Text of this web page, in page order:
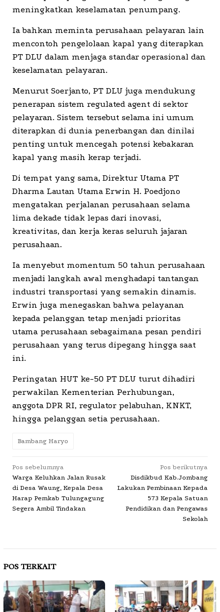
meningkatkan keselamatan penumpang.
Ia bahkan meminta perusahaan pelayaran lain
mencontoh pengelolaan kapal yang diterapkan
PT DLU dalam menjaga standar operasional dan
keselamatan pelayaran.
Menurut Soerjanto, PT DLU juga mendukung
penerapan sistem regulated agent di sektor
pelayaran. Sistem tersebut selama ini umum
diterapkan di dunia penerbangan dan dinilai
penting untuk mencegah potensi kebakaran
kapal yang masih kerap terjadi.
Di tempat yang sama, Direktur Utama PT
Dharma Lautan Utama Erwin H. Poedjono
mengatakan perjalanan perusahaan selama
lima dekade tidak lepas dari inovasi,
kreativitas, dan kerja keras seluruh jajaran
perusahaan.
Ia menyebut momentum 50 tahun perusahaan
menjadi langkah awal menghadapi tantangan
industri transportasi yang semakin dinamis.
Erwin juga menegaskan bahwa pelayanan
kepada pelanggan tetap menjadi prioritas
utama perusahaan sebagaimana pesan pendiri
perusahaan yang terus dipegang hingga saat
ini.
Peringatan HUT ke-50 PT DLU turut dihadiri
perwakilan Kementerian Perhubungan,
anggota DPR RI, regulator pelabuhan, KNKT,
hingga pelanggan setia perusahaan.
Bambang Haryo
Navigasi
pos
Pos sebelumnya
Warga Keluhkan Jalan Rusak
di Desa Waung, Kepala Desa
Harap Pemkab Tulungagung
Segera Ambil Tindakan
Pos berikutnya
Disdikbud Kab.Jombang
Lakukan Pembinaan Kepada
573 Kepala Satuan
Pendidikan dan Pengawas
Sekolah
POS TERKAIT